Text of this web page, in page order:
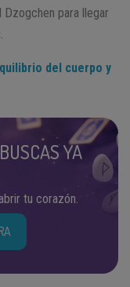
Dzogchen para llegar
del cuerpo y
YA
tu corazón.